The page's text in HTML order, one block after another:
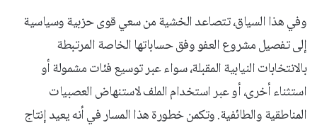
وفي هذا السياق، تتصاعد الخشية من سعي قوى حزبية وسياسية
إلى تفصيل مشروع العفو وفق حساباتها الخاصة المرتبطة
بالانتخابات النيابية المقبلة، سواء عبر توسيع فئات مشمولة أو
استثناء أخرى، أو عبر استخدام الملف لاستنهاض العصبيات
المناطقية والطائفية. وتكمن خطورة هذا المسار في أنه يعيد إنتاج